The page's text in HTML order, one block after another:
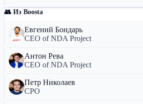
👥 Из Boosta
Евгений Бондарь
CEO of NDA Project
Антон Рева
CEO of NDA Project
Петр Николаев
CPO